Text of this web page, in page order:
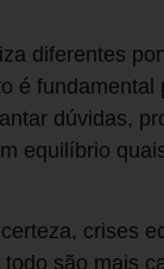
diferentes
é fundamental
dúvidas,
equilíbrio
crises
são mais